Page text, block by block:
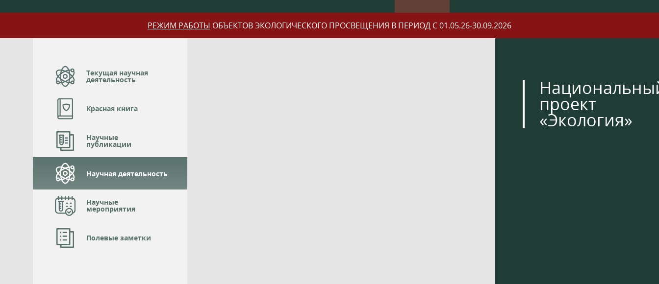
РЕЖИМ РАБОТЫ ОБЪЕКТОВ ЭКОЛОГИЧЕСКОГО ПРОСВЕЩЕНИЯ В ПЕРИОД С 01.05.26-30.09.2026
Текущая научная
деятельность
Красная книга
Научные
публикации
Научная деятельность
Научные
мероприятия
Полевые заметки
проект
«Экология»